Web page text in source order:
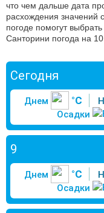
что чем дальше дата
расхождения значений
погоде помогут
Санторини погода на
Сегодня
Днем °C
Осадки
9
Днем °C
Осадки